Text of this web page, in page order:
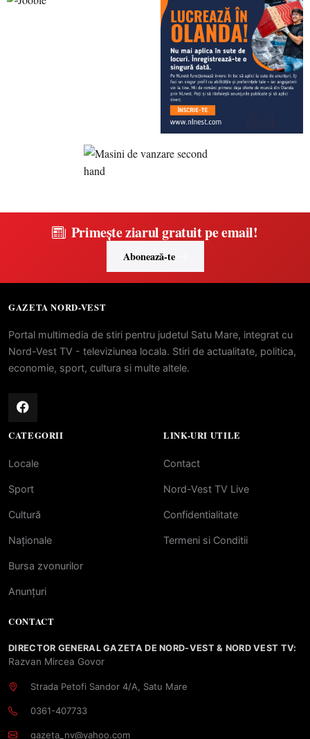
Primește ziarul gratuit pe email!
Abonează-te
GAZETA NORD-VEST
Portal multimedia de stiri pentru judetul Satu Mare, integrat cu
Nord-Vest TV - televiziunea locala. Stiri de actualitate, politica,
economie, sport, cultura si multe altele.
CATEGORII
Locale
Sport
Cultură
Naționale
Bursa zvonurilor
Anunțuri
LINK-URI UTILE
Contact
Nord-Vest TV Live
Confidentialitate
Termeni si Conditii
CONTACT
DIRECTOR GENERAL GAZETA DE NORD-VEST & NORD VEST TV:
Razvan Mircea Govor
Strada Petofi Sandor 4/A, Satu Mare
0361-407733
gazeta_nv@yahoo.com